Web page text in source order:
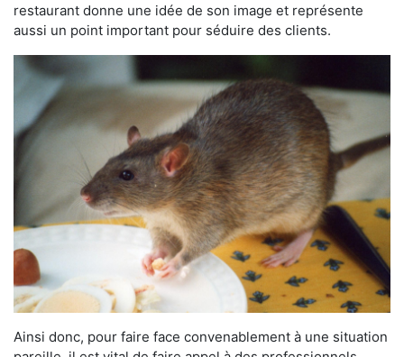
restaurant donne une idée de son image et représente
aussi un point important pour séduire des clients.
Ainsi donc, pour faire face convenablement à une situation